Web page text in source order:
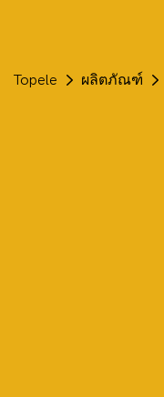
Topele ผลิตภัณฑ์